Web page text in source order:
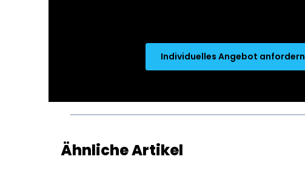
Individuelles Angebot anfordern
Produktgalerie überspringen
Ähnliche Artikel